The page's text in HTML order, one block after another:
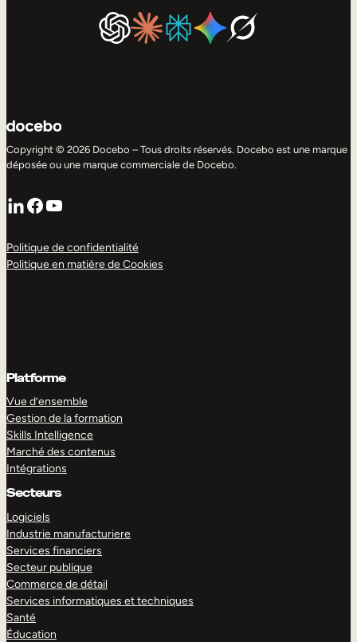
Copyright © 2026 Docebo – Tous droits réservés. Docebo est une marque
déposée ou une marque commerciale de Docebo.
LinkedIn
Facebook
YouTube
Politique de confidentialité
Politique en matière de Cookies
Platforme
Vue d’ensemble
Gestion de la formation
Skills Intelligence
Marché des contenus
Intégrations
Secteurs
Logiciels
Industrie manufacturiere
Services financiers
Secteur publique
Commerce de détail
Services informatiques et techniques
Santé
Éducation